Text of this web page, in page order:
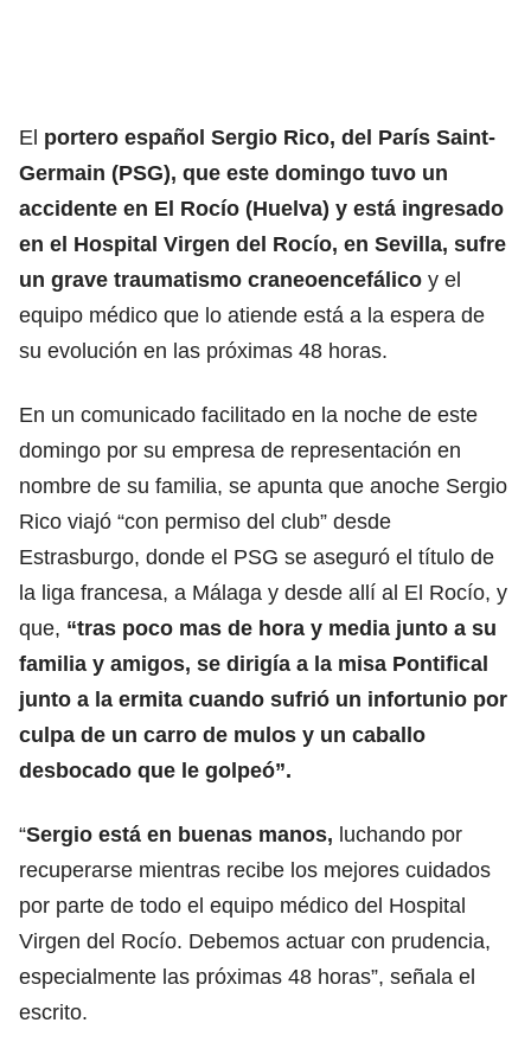
El portero español Sergio Rico, del París Saint-
Germain (PSG), que este domingo tuvo un
accidente en El Rocío (Huelva) y está ingresado
en el Hospital Virgen del Rocío, en Sevilla, sufre
un grave traumatismo craneoencefálico y el
equipo médico que lo atiende está a la espera de
su evolución en las próximas 48 horas.
En un comunicado facilitado en la noche de este
domingo por su empresa de representación en
nombre de su familia, se apunta que anoche Sergio
Rico viajó “con permiso del club” desde
Estrasburgo, donde el PSG se aseguró el título de
la liga francesa, a Málaga y desde allí al El Rocío, y
que, “tras poco mas de hora y media junto a su
familia y amigos, se dirigía a la misa Pontifical
junto a la ermita cuando sufrió un infortunio por
culpa de un carro de mulos y un caballo
desbocado que le golpeó”.
“Sergio está en buenas manos, luchando por
recuperarse mientras recibe los mejores cuidados
por parte de todo el equipo médico del Hospital
Virgen del Rocío. Debemos actuar con prudencia,
especialmente las próximas 48 horas”, señala el
escrito.